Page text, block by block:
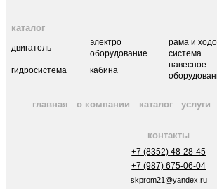
каталог
двигатель
электро
оборудование
рама и
система
гидросистема кабина
навесное
главная о компании каталог услуги
контакты
+7 (8352) 48-28-45
+7 (987) 675-06-04
skprom21@yandex.ru